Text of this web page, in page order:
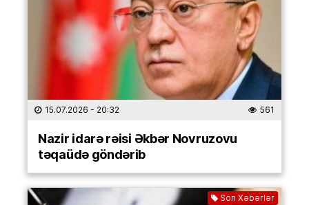
15.07.2026 - 20:32 561
Nazir idarə rəisi Əkbər Novruzovu
təqaüdə göndərib
Son Xəbərlər